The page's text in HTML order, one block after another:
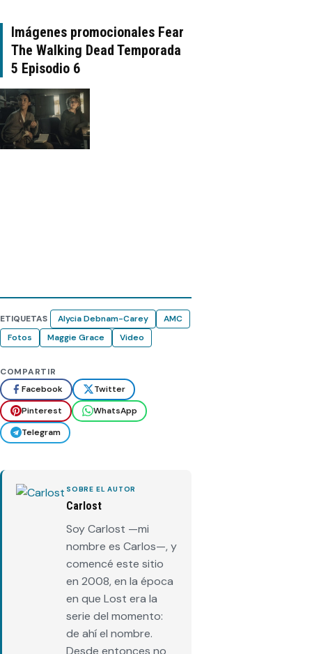
Imágenes promocionales Fear
The Walking Dead Temporada
5 Episodio 6
ETIQUETAS Alycia Debnam-Carey
AMC
Fotos
Maggie Grace Video
COMPARTIR
Facebook
Twitter
Pinterest
WhatsApp
Telegram
SOBRE EL AUTOR
Carlost
Soy Carlost —mi
nombre es Carlos—, y
comencé este sitio
en 2008, en la época
en que Lost era la
serie del momento:
de ahí el nombre.
Desde entonces no